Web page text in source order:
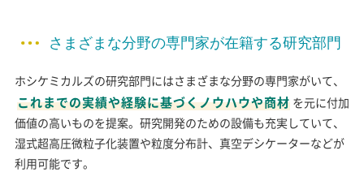
さまざまな分野の専門家が在籍する研究部門
ホシケミカルズの研究部門にはさまざまな分野の専門家がいて、
これまでの実績や経験に基づくノウハウや商材 を元に付加
価値の高いものを提案。研究開発のための設備も充実していて、
湿式超高圧微粒子化装置や粒度分布計、真空デシケーターなどが
利用可能です。